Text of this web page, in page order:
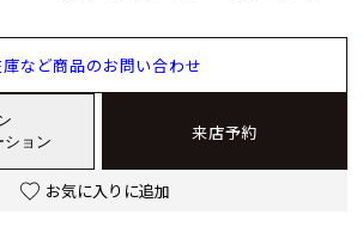
など商品のお問い合わせ
ション
来店予約
お気に入りに追加